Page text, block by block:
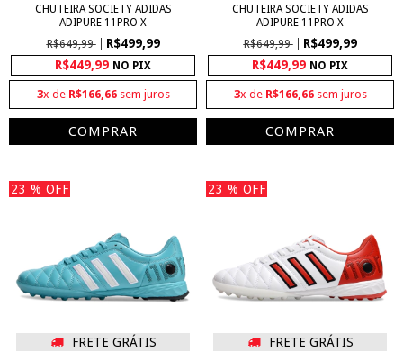
CHUTEIRA SOCIETY ADIDAS
ADIPURE 11PRO X
R$649,99
R$499,99
R$449,99 NO PIX
3x de R$166,66sem juros
COMPRAR
CHUTEIRA SOCIETY ADIDAS
ADIPURE 11PRO X
R$649,99
R$499,99
R$449,99 NO PIX
3x de R$166,66sem juros
COMPRAR
23 % OFF
FRETE GRÁTIS
23 % OFF
FRETE GRÁTIS